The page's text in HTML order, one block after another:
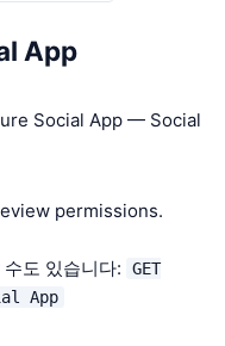
App
Social App — Social
permissions.
도 있습니다:
GET
App